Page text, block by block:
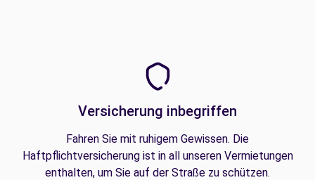
Versicherung inbegriffen
Fahren Sie mit ruhigem Gewissen. Die
Haftpflichtversicherung ist in all unseren Vermietungen
enthalten, um Sie auf der Straße zu schützen.